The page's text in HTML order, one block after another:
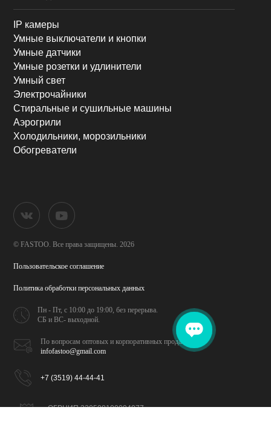
IP камеры
Умные выключатели и кнопки
Умные датчики
Умные розетки и удлинители
Умный свет
Электрочайники
Стиральные и сушильные машины
Аэрогрили
Холодильники, морозильники
Обогреватели
© FASTOO. Все права защищены. 2026
Пользовательское соглашение
Политика обработкиперсональных данных
Пн - Пт, с 10:00 до 19:00,без перерыва.
СБ и ВС- выходной.
По вопросам оптовых икорпоративных продаж
infofastoo@gmail.com
+7 (3519) 44-44-41
ОГРНИП 320508100094077